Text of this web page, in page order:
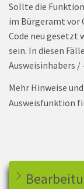
Sollte die
im Bürgeramt vor
Code neu gesetzt
sein. In diesen
Ausweisinhabers
Mehr Hinweise
Ausweisfunktion